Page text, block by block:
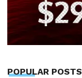
POPULAR POSTS